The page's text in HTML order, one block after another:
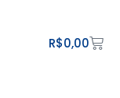
R$0,00